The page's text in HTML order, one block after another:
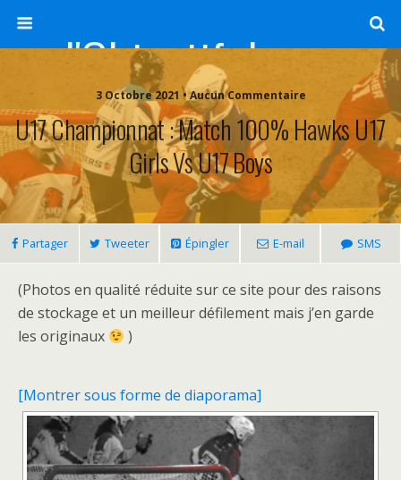
l'Objectif de Clairette
3 Octobre 2021 • Aucun Commentaire
U17 Championnat : Match 100% Hawks U17
Girls Vs U17 Boys
Partager Tweeter Épingler E-mail SMS
(Photos en qualité réduite sur ce site pour des raisons
de stockage et un meilleur défilement mais j’en garde
les originaux
)
[Montrer sous forme de diaporama]